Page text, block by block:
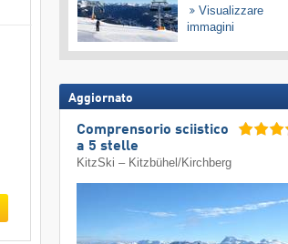
Visualizzare
immagini
Aggiornato
Comprensorio sciistico
a 5 stelle
KitzSki – Kitzbühel/​Kirchberg